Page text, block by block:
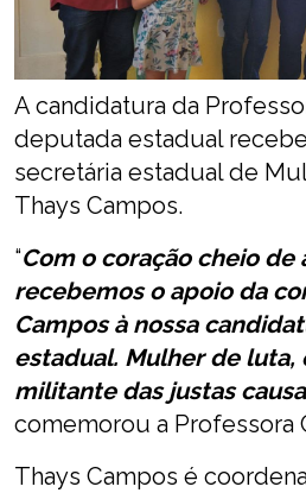
A candidatura da
deputada estadual
secretária estadual de
Thays Campos.
“Com o coração cheio
recebemos o apoio da
Campos à nossa
estadual. Mulher de luta,
militante das justas
comemorou a Professora
Thays Campos é